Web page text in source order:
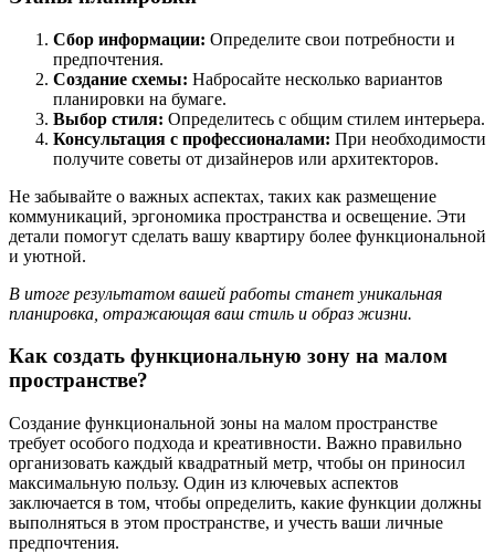
Сбор информации: Определите свои потребности и
предпочтения.
Создание схемы: Набросайте несколько вариантов
планировки на бумаге.
Выбор стиля: Определитесь с общим стилем интерьера.
Консультация с профессионалами: При необходимости
получите советы от дизайнеров или архитекторов.
Не забывайте о важных аспектах, таких как размещение
коммуникаций, эргономика пространства и освещение. Эти
детали помогут сделать вашу квартиру более функциональной
и уютной.
В итоге результатом вашей работы станет уникальная
планировка, отражающая ваш стиль и образ жизни.
Как создать функциональную зону на малом
пространстве?
Создание функциональной зоны на малом пространстве
требует особого подхода и креативности. Важно правильно
организовать каждый квадратный метр, чтобы он приносил
максимальную пользу. Один из ключевых аспектов
заключается в том, чтобы определить, какие функции должны
выполняться в этом пространстве, и учесть ваши личные
предпочтения.